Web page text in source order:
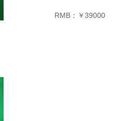
RMB： ￥39000